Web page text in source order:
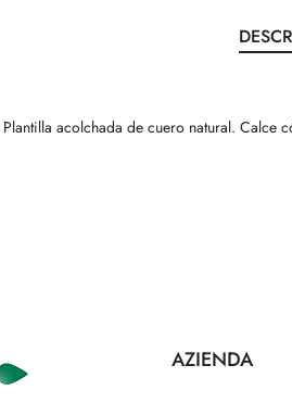
acolchada de cuero natural.
AZIENDA